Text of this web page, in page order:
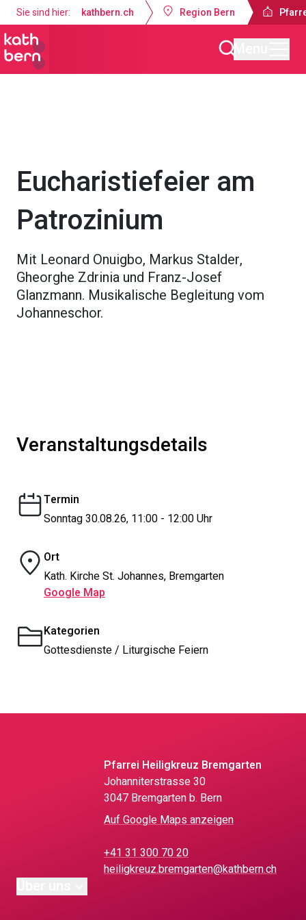
Sie sind hier: kathbern.ch Region Bern
Eucharistiefeier am
Patrozinium
Mit Leonard Onuigbo, Markus Stalder,
Gheorghe Zdrinia und Franz-Josef
Glanzmann. Musikalische Begleitung vom
Johanneschor.
Veranstaltungsdetails
Termin
Sonntag 30.08.26, 11:00 - 12:00 Uhr
Ort
Kath. Kirche St. Johannes, Bremgarten
Google Map
Kategorien
Gottesdienste / Liturgische Feiern
Pfarrei Heiligkreuz Bremgarten
Johanniterstrasse 30
3047 Bremgarten b. Bern
Auf Google Maps anzeigen
+41 31 300 70 20
heiligkreuz.bremgarten@kathbern.ch